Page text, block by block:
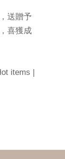
送贈予
喜獲成
items |